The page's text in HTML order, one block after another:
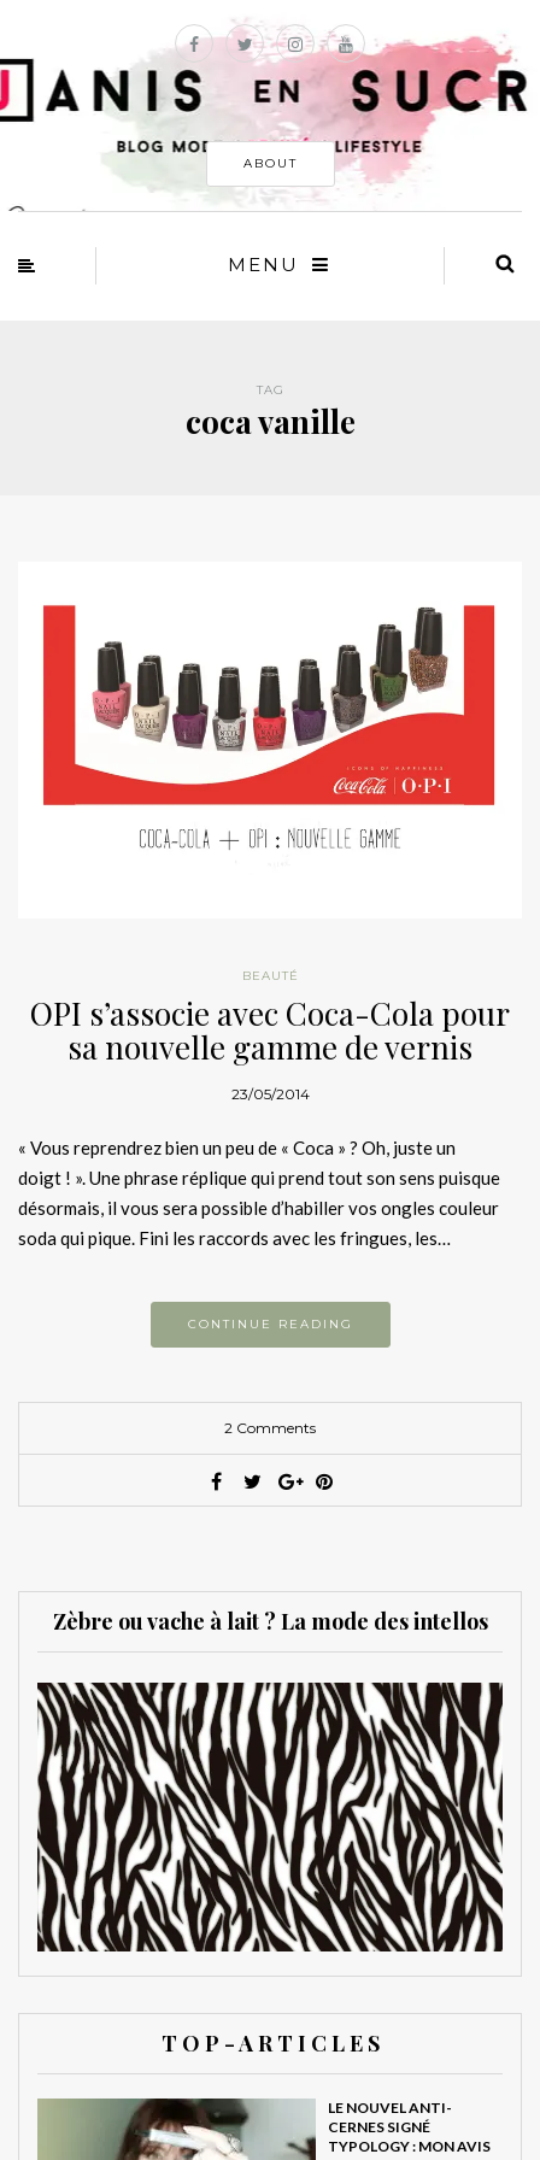
ABOUT
MENU
TAG
coca vanille
BEAUTÉ
OPI s’associe avec Coca-Cola pour
sa nouvelle gamme de vernis
23/05/2014
« Vous reprendrez bien un peu de « Coca » ? Oh, juste un
doigt ! ». Une phrase réplique qui prend tout son sens puisque
désormais, il vous sera possible d’habiller vos ongles couleur
soda qui pique. Fini les raccords avec les fringues, les…
CONTINUE READING
2 Comments
Zèbre ou vache à lait ? La mode des intellos
T O P - A R T I C L E S
LE NOUVEL ANTI-
CERNES SIGNÉ
TYPOLOGY : MON AVIS